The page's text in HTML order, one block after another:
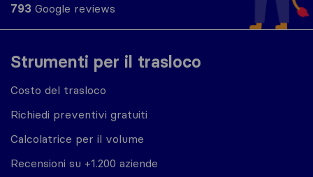
Strumenti per il trasloco
Costo del trasloco
Richiedi preventivi gratuiti
Calcolatrice per il volume
Recensioni su +1.200 aziende
793 Google reviews